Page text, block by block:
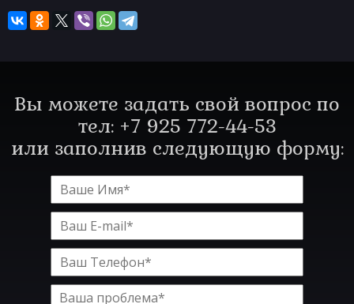
Вы можете задать свой вопрос по
тел: +7 925 772-44-53
или заполнив следующую форму: